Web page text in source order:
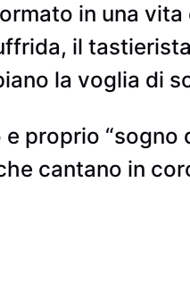
in una
il
la voglia di
e proprio
cantano in